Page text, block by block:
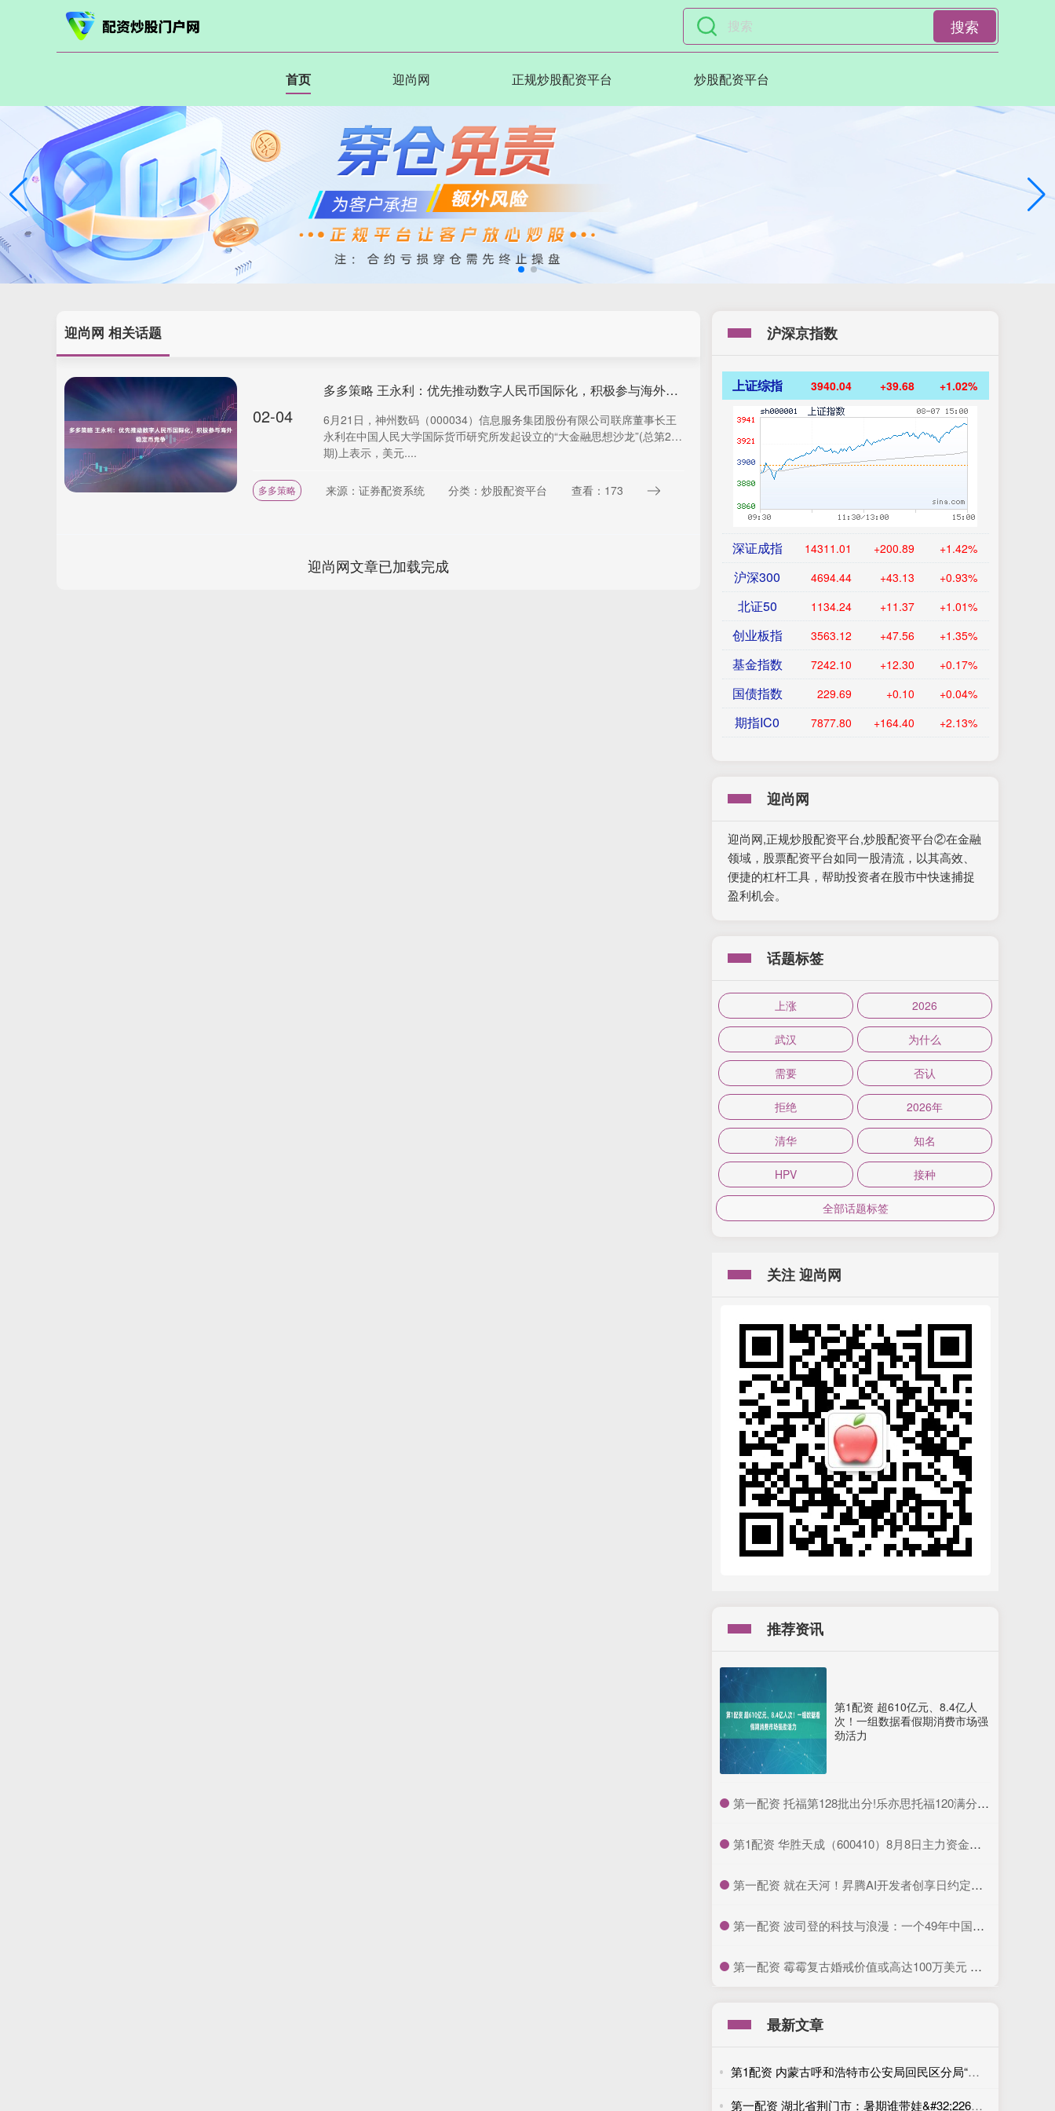
搜索
首页 迎尚网 正规炒股配资平台 炒股配资平台
迎尚网 相关话题
02-04
多多策略 王永利：优先推动数字人民币国际化，积极参与海外稳定币竞争
6月21日，神州数码（000034）信息服务集团股份有限公司联席董事长王
永利在中国人民大学国际货币研究所发起设立的“大金融思想沙龙”(总第256
期)上表示，美元....
多多策略 来源：证券配资系统 分类：炒股配资平台 查看：173
迎尚网文章已加载完成
沪深京指数
上证综指 3940.04 +39.68 +1.02%
深证成指 14311.01 +200.89 +1.42%
沪深300 4694.44 +43.13 +0.93%
北证50 1134.24 +11.37 +1.01%
创业板指 3563.12 +47.56 +1.35%
基金指数 7242.10 +12.30 +0.17%
国债指数 229.69 +0.10 +0.04%
期指IC0 7877.80 +164.40 +2.13%
迎尚网
迎尚网,正规炒股配资平台,炒股配资平台②在金融
领域，股票配资平台如同一股清流，以其高效、
便捷的杠杆工具，帮助投资者在股市中快速捕捉
盈利机会。
话题标签
上涨 2026
武汉 为什么
需要 否认
拒绝 2026年
清华 知名
HPV 接种
全部话题标签
关注 迎尚网
推荐资讯
第1配资 超610亿元、8.4亿人
次！一组数据看假期消费市场强
劲活力
​第一配资 托福第128批出分!乐亦思托福120满分再添一位!_成绩_同学_最高分
​第1配资 华胜天成（600410）8月8日主力资金净卖出4.27亿元
​第一配资 就在天河！昇腾AI开发者创享日约定你_广东站_活动_优惠
​第一配资 波司登的科技与浪漫：一个49年中国品牌的登峰之路
​第一配资 霉霉复古婚戒价值或高达100万美元 独特设计闪耀光芒
最新文章
第1配资 内蒙古呼和浩特市公安局回民区分局“警察蓝”守护“生态绿”
第一配资 湖北省荆门市：暑期谁带娃&#32;226个爱心托管班来照护